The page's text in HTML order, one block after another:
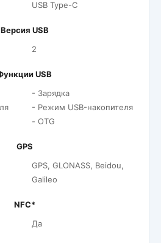
USB Type-C
Версия USB
2
USB
- Зарядка
- Режим USB-накопителя
- OTG
GPS
GPS, GLONASS, Beidou,
Galileo
NFC*
Да